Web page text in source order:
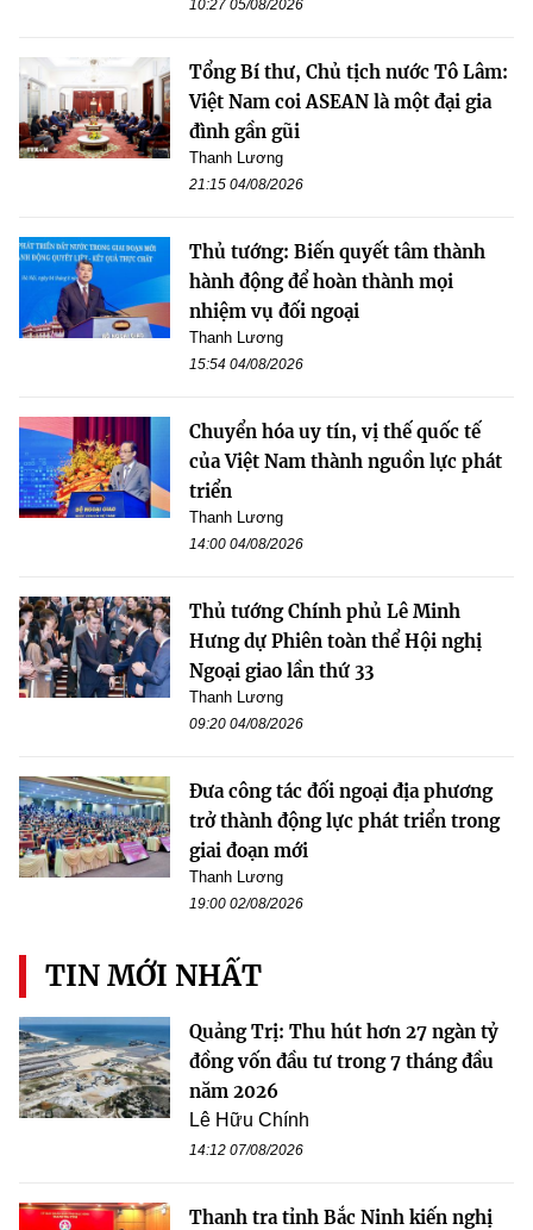
10:27 05/08/2026
Tổng Bí thư, Chủ tịch nước Tô Lâm:
Việt Nam coi ASEAN là một đại gia
đình gần gũi
Thanh Lương
21:15 04/08/2026
Thủ tướng: Biến quyết tâm thành
hành động để hoàn thành mọi
nhiệm vụ đối ngoại
Thanh Lương
15:54 04/08/2026
Chuyển hóa uy tín, vị thế quốc tế
của Việt Nam thành nguồn lực phát
triển
Thanh Lương
14:00 04/08/2026
Thủ tướng Chính phủ Lê Minh
Hưng dự Phiên toàn thể Hội nghị
Ngoại giao lần thứ 33
Thanh Lương
09:20 04/08/2026
Đưa công tác đối ngoại địa phương
trở thành động lực phát triển trong
giai đoạn mới
Thanh Lương
19:00 02/08/2026
TIN MỚI NHẤT
Quảng Trị: Thu hút hơn 27 ngàn tỷ
đồng vốn đầu tư trong 7 tháng đầu
năm 2026
Lê Hữu Chính
14:12 07/08/2026
Thanh tra tỉnh Bắc Ninh kiến nghị